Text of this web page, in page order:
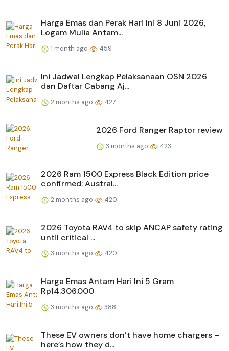
Harga Emas dan Perak Hari Ini 8 Juni 2026,
Logam Mulia Antam...
1 month ago 459
Ini Jadwal Lengkap Pelaksanaan OSN 2026
dan Daftar Cabang Aj...
2 months ago 427
2026 Ford Ranger Raptor review
3 months ago 423
2026 Ram 1500 Express Black Edition price
confirmed: Austral...
2 months ago 420
2026 Toyota RAV4 to skip ANCAP safety rating
until critical ...
3 months ago 420
Harga Emas Antam Hari Ini 5 Gram
Rp14.306.000
3 months ago 388
These EV owners don’t have home chargers –
here’s how they d...